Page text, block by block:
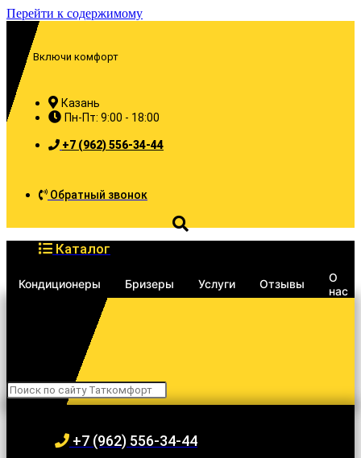
Перейти к содержимому
Включи комфорт
Казань
Пн-Пт: 9:00 - 18:00
+7 (962) 556-34-44
Обратный звонок
Каталог
Кондиционеры Бризеры Услуги Отзывы
О
нас
+7 (962) 556-34-44